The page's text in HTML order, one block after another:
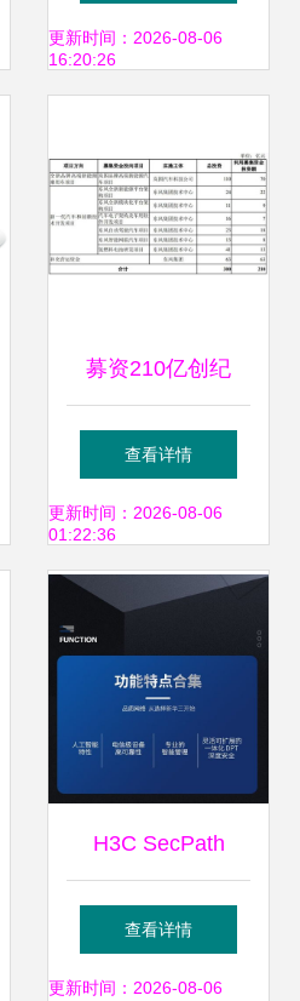
注成果转让，驱动
更新时间：2026-08-06
16:20:26
募资210亿创纪
录，创业板最大
IPO闪电问询背后
的成果转让逻辑
查看详情
更新时间：2026-08-06
01:22:36
H3C SecPath
F1000-AI-15防火
墙在成都的市场报
查看详情
更新时间：2026-08-06